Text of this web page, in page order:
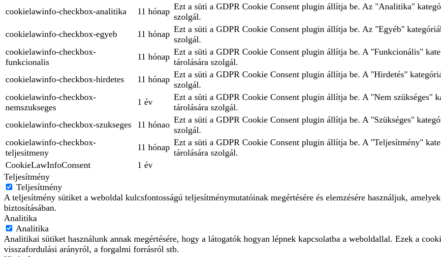
cookielawinfo-checkbox-analitika
11 hónap Ezt a süti a GDPR Cookie Consent plugin állítja be. Az "Analitika"
szolgál.
cookielawinfo-checkbox-egyeb
11 hónap Ezt a süti a GDPR Cookie Consent plugin állítja be. Az "Egyéb"
szolgál.
cookielawinfo-checkbox-
funkcionalis
11 hónap Ezt a süti a GDPR Cookie Consent plugin állítja be. A "Funkcionális"
tárolására szolgál.
cookielawinfo-checkbox-hirdetes
11 hónap Ezt a süti a GDPR Cookie Consent plugin állítja be. A "Hirdetés"
szolgál.
cookielawinfo-checkbox-
nemszukseges
1 év
Ezt a süti a GDPR Cookie Consent plugin állítja be. A "Nem szükséges"
tárolására szolgál.
cookielawinfo-checkbox-szukseges
11 hónao Ezt a süti a GDPR Cookie Consent plugin állítja be. A "Szükséges"
szolgál.
cookielawinfo-checkbox-
teljesitmeny
11 hónap Ezt a süti a GDPR Cookie Consent plugin állítja be. A "Teljesítmény"
tárolására szolgál.
CookieLawInfoConsent
1 év
Teljesítmény
Teljesítmény
A teljesítmény sütiket a weboldal kulcsfontosságú teljesítménymutatóinak megértésére és elemzésére használjuk,
biztosításában.
Analitika
Analitika
Analitikai sütiket használunk annak megértésére, hogy a látogatók hogyan lépnek kapcsolatba a weboldallal. Ezek a
visszafordulási arányról, a forgalmi forrásról stb.